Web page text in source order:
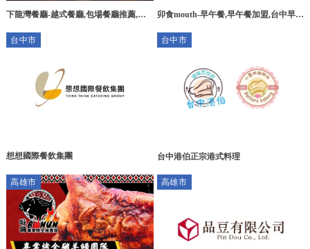
下龍灣餐廳-越式餐廳,包場餐廳推薦,台
卯食mouth-早午餐,早午餐加盟,台中早午
台中市
想想國際餐飲集團
台中市
台中港伯正宗港式料理
高雄市 高雄市